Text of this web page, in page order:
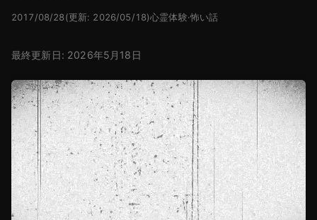
2017/08/28(更新: 2026/05/18)心霊体験·怖い話
最終更新日: 2026年5月18日